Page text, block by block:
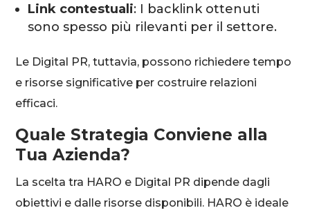
Link contestuali: I backlink ottenuti
sono spesso più rilevanti per il settore.
Le Digital PR, tuttavia, possono richiedere tempo
e risorse significative per costruire relazioni
efficaci.
Quale Strategia Conviene alla
Tua Azienda?
La scelta tra HARO e Digital PR dipende dagli
obiettivi e dalle risorse disponibili. HARO è ideale